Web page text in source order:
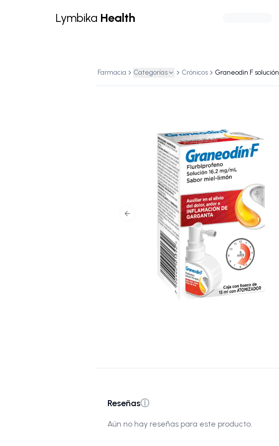
Lymbika Health
Farmacia Categorías Crónicos
Previous slide
Reseñasⓘ
Aún no hay reseñas para este producto.